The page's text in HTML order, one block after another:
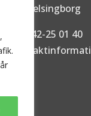
67 Helsingborg
042-25 01 40